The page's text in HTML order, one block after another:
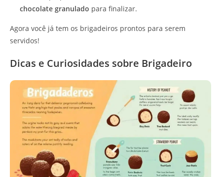
chocolate granulado para finalizar.
Agora você já tem os brigadeiros prontos para serem
servidos!
Dicas e Curiosidades sobre Brigadeiro